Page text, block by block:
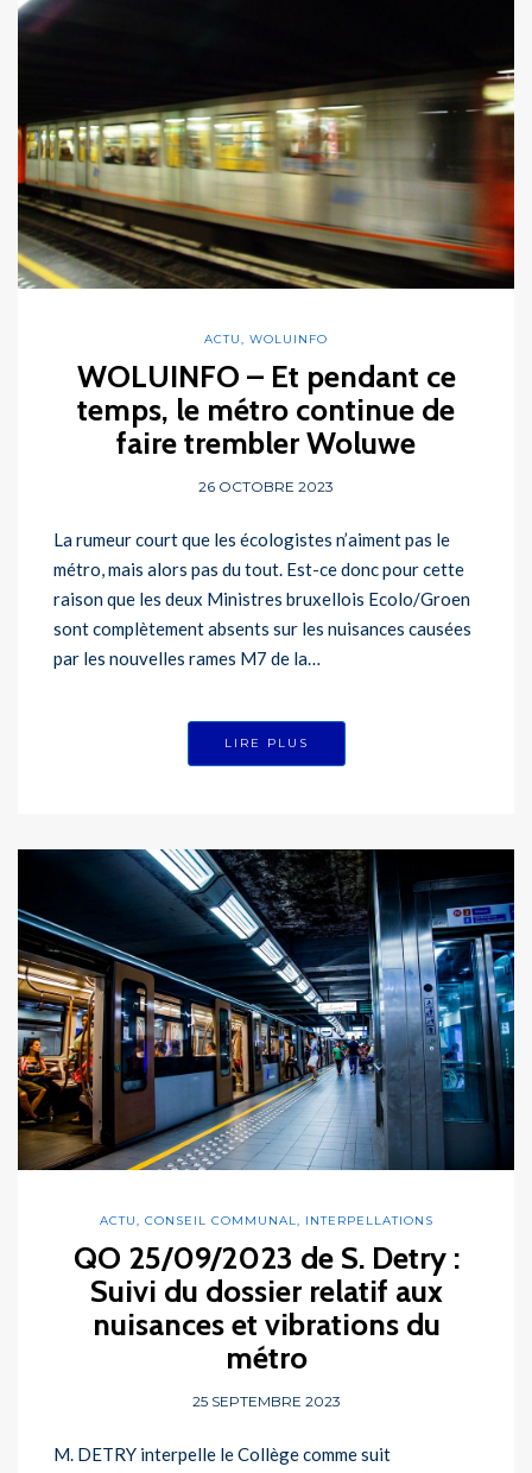
ACTU, WOLUINFO
WOLUINFO – Et pendant ce
temps, le métro continue de
faire trembler Woluwe
26 OCTOBRE 2023
La rumeur court que les écologistes n’aiment pas le
métro, mais alors pas du tout. Est-ce donc pour cette
raison que les deux Ministres bruxellois Ecolo/Groen
sont complètement absents sur les nuisances causées
par les nouvelles rames M7 de la…
LIRE PLUS
ACTU CONSEIL COMMUNAL INTERPELLATIONS
QO 25/09/2023 de S. Detry :
Suivi du dossier relatif aux
nuisances et vibrations du
métro
25 SEPTEMBRE 2023
M. DETRY interpelle le Collège comme suit